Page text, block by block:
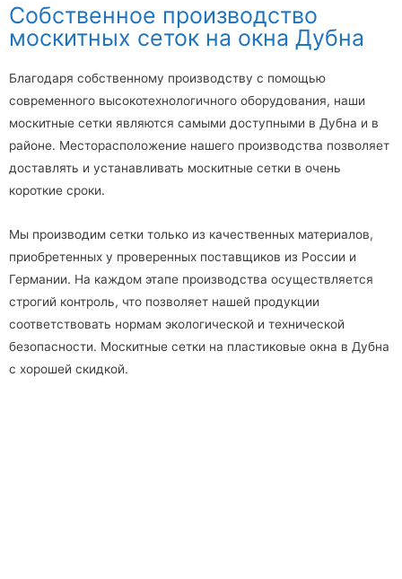
Собственное производство
москитных сеток на окна Дубна
Благодаря собственному производству с помощью
современного высокотехнологичного оборудования, наши
москитные сетки являются самыми доступными в Дубна и в
районе. Месторасположение нашего производства позволяет
доставлять и устанавливать москитные сетки в очень
короткие сроки.
Мы производим сетки только из качественных материалов,
приобретенных у проверенных поставщиков из России и
Германии. На каждом этапе производства осуществляется
строгий контроль, что позволяет нашей продукции
соответствовать нормам экологической и технической
безопасности. Москитные сетки на пластиковые окна в Дубна
с хорошей скидкой.